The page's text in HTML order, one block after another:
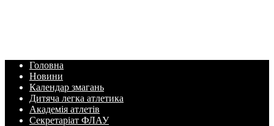
Головна
Новини
Календар змагань
Дитяча легка атлетика
Академія атлетів
Секретаріат ФЛАУ